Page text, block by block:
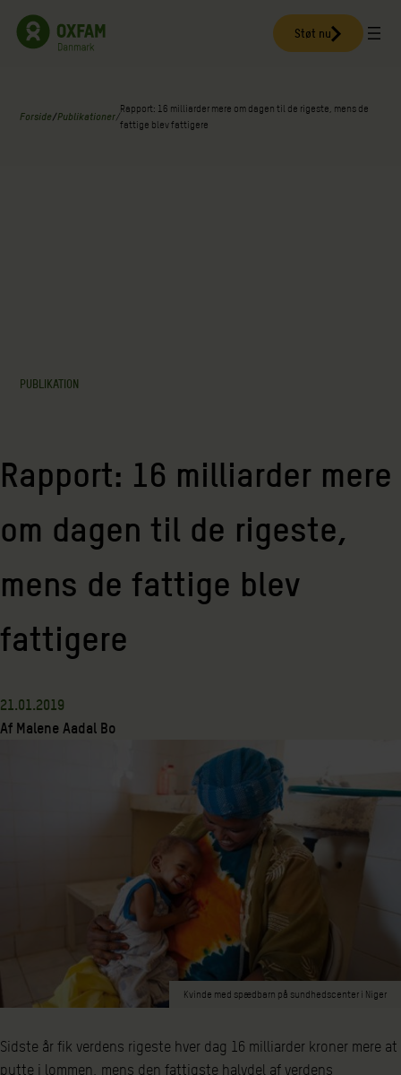
Spring
Støt nu
Forside/Publikationer/
Rapport: 16 milliarder mere om dagen til de rigeste, mens de
fattige blev fattigere
PUBLIKATION
Rapport: 16 milliarder mere
om dagen til de rigeste,
mens de fattige blev
fattigere
21.01.2019
Af Malene Aadal Bo
Kvinde med spædbarn på sundhedscenter i Niger
Sidste år fik verdens rigeste hver dag 16 milliarder kroner mere at
putte i lommen, mens den fattigste halvdel af verdens